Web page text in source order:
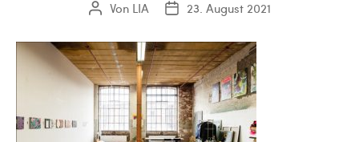
Beitragsautor
Von LIA Veröffentlichungsdatum
23. August 2021